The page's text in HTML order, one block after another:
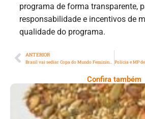
programa de forma transparente,
responsabilidade e incentivos de
qualidade do programa.
ANTERIOR
Brasil vai sediar Copa do Mundo Feminina em 2027
Confira também